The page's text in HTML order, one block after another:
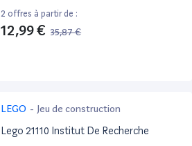
2 offres à partir de :
12,99 € 35,87 €
LEGO - Jeu de construction
Lego 21110 Institut De Recherche